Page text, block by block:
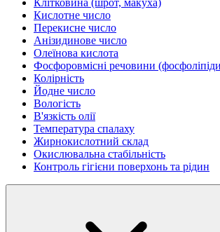
Клітковина (шрот, макуха)
Кислотне число
Перекисне число
Анізидинове число
Олеїнова кислота
Фосфоровмісні речовини
Колірність
Йодне число
Вологість
В'язкість олії
Температура спалаху
Жирнокислотний склад
Окислювальна стабільність
Контроль гігієни поверхонь та рідин